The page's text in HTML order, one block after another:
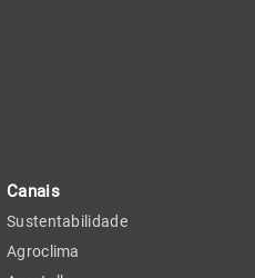
Canais
Sustentabilidade
Agroclima